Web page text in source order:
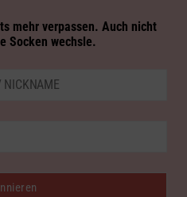
mehr verpassen. Auch nicht
Socken wechsle.